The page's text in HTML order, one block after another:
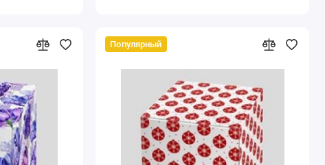
Популярный